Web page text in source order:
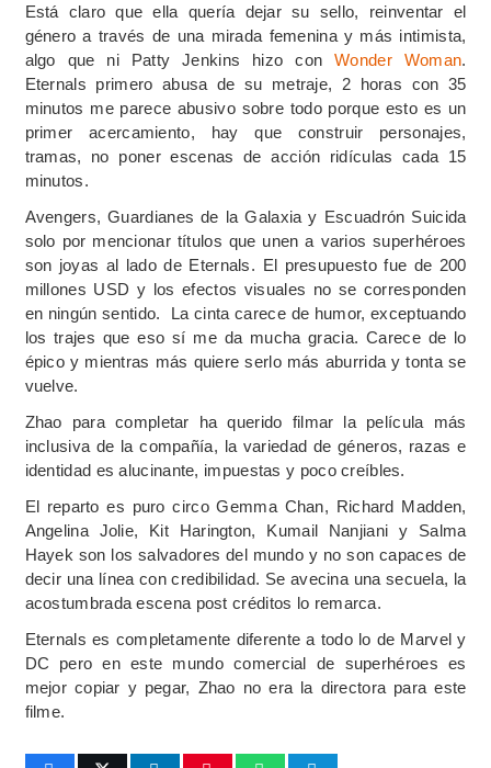
Está claro que ella quería dejar su sello, reinventar el
género a través de una mirada femenina y más intimista,
algo que ni Patty Jenkins hizo con Wonder Woman.
Eternals primero abusa de su metraje, 2 horas con 35
minutos me parece abusivo sobre todo porque esto es un
primer acercamiento, hay que construir personajes,
tramas, no poner escenas de acción ridículas cada 15
minutos.
Avengers, Guardianes de la Galaxia y Escuadrón Suicida
solo por mencionar títulos que unen a varios superhéroes
son joyas al lado de Eternals. El presupuesto fue de 200
millones USD y los efectos visuales no se corresponden
en ningún sentido. La cinta carece de humor, exceptuando
los trajes que eso sí me da mucha gracia. Carece de lo
épico y mientras más quiere serlo más aburrida y tonta se
vuelve.
Zhao para completar ha querido filmar la película más
inclusiva de la compañía, la variedad de géneros, razas e
identidad es alucinante, impuestas y poco creíbles.
El reparto es puro circo Gemma Chan, Richard Madden,
Angelina Jolie, Kit Harington, Kumail Nanjiani y Salma
Hayek son los salvadores del mundo y no son capaces de
decir una línea con credibilidad. Se avecina una secuela, la
acostumbrada escena post créditos lo remarca.
Eternals es completamente diferente a todo lo de Marvel y
DC pero en este mundo comercial de superhéroes es
mejor copiar y pegar, Zhao no era la directora para este
filme.